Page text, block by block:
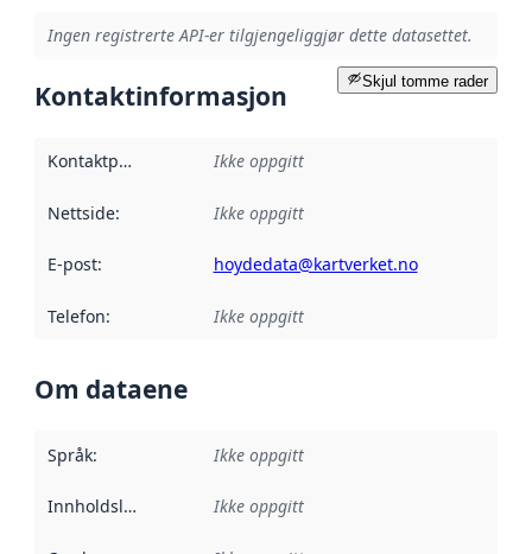
Ingen registrerte API-er tilgjengeliggjør dette datasettet.
Skjul tomme rader
Kontaktinformasjon
Kontaktpunkt Ikke oppgitt
Nettside: Ikke oppgitt
E-post: hoydedata@kartverket.no
Telefon: Ikke oppgitt
Om dataene
Språk: Ikke oppgitt
Innholdsleverandører :
Ikke oppgitt